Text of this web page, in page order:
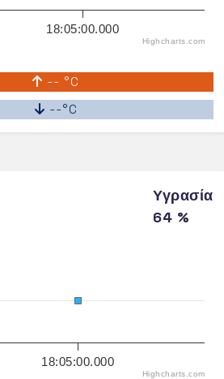
18:05:00.000
Highcharts.com
-- °C
--°C
Υγρασία
64 %
18:05:00.000
Highcharts.com